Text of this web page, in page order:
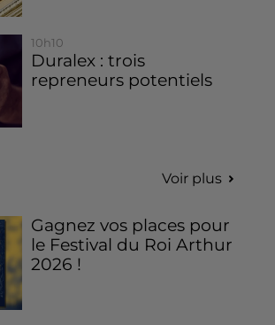
10h10
Duralex : trois
repreneurs potentiels
Voir plus
Gagnez vos places pour
le Festival du Roi Arthur
2026 !